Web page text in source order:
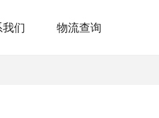
们 物流查询